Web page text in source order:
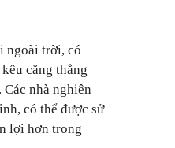
ngoài trời, có
căng thẳng
nhà nghiên
có thể được sử
lợi hơn trong